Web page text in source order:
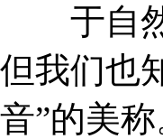
于自然
但我们也
音”的美